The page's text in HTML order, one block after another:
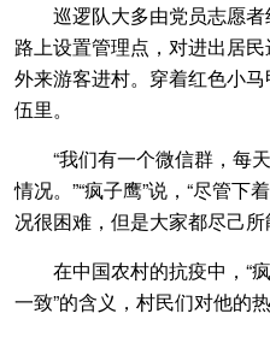
巡逻队大多由党员志愿者
路上设置管理点，对进出居
外来游客进村。穿着红色小
伍里。
“我们有一个微信群，每
情况。”“疯子鹰”说，“尽管
况很困难，但是大家都尽己
在中国农村的抗疫中，“疯
一致”的含义，村民们对他的